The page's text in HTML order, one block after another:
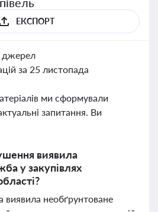
ЕКСПОРТ
джерел
за 25 листопада
ми сформували
запитання. Ви
виявила
у закупівлях
необґрунтоване